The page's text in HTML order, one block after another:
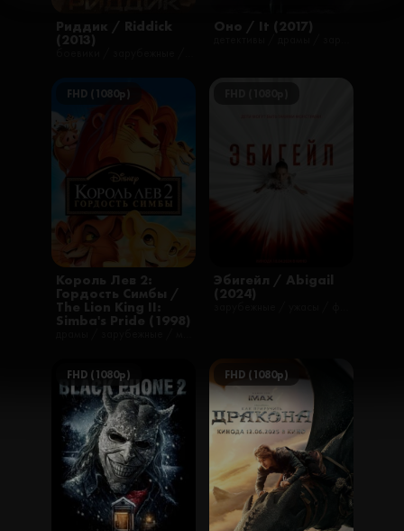
Риддик / Riddick
(2013)
Оно / It (2017)
Король Лев 2:
Гордость Симбы /
The Lion King II:
Simba's Pride (1998)
FHD (1080p)
Эбигейл / Abigail
(2024)
FHD (1080p) FHD (1080p)